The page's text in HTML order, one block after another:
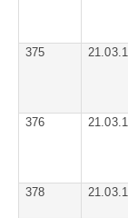
375
376
378